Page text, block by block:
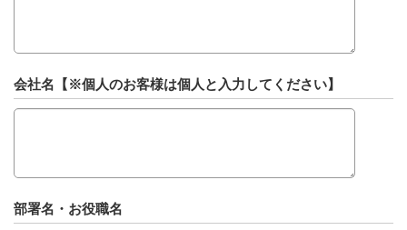
会社名【※個人のお客様は個人と入力してください】
部署名・お役職名